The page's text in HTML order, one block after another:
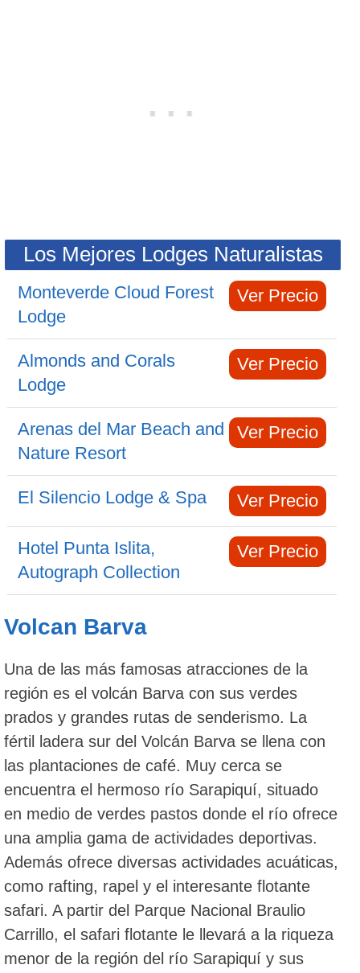
Los Mejores Lodges Naturalistas
Monteverde Cloud Forest
Lodge
Ver Precio
Almonds and Corals
Lodge
Ver Precio
Arenas del Mar Beach and
Nature Resort
Ver Precio
El Silencio Lodge & Spa Ver Precio
Hotel Punta Islita,
Autograph Collection
Ver Precio
Volcan Barva
Una de las más famosas atracciones de la
región es el volcán Barva con sus verdes
prados y grandes rutas de senderismo. La
fértil ladera sur del Volcán Barva se llena con
las plantaciones de café. Muy cerca se
encuentra el hermoso río Sarapiquí, situado
en medio de verdes pastos donde el río ofrece
una amplia gama de actividades deportivas.
Además ofrece diversas actividades acuáticas,
como rafting, rapel y el interesante flotante
safari. A partir del Parque Nacional Braulio
Carrillo, el safari flotante le llevará a la riqueza
menor de la región del río Sarapiquí y sus